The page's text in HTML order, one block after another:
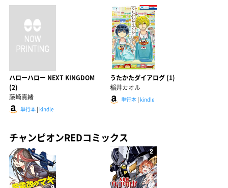
ハローハロー NEXT KINGDOM
(2)
藤崎真緒
単行本 | kindle
うたかたダイアログ (1)
稲井カオル
単行本| kindle
チャンピオンREDコミックス